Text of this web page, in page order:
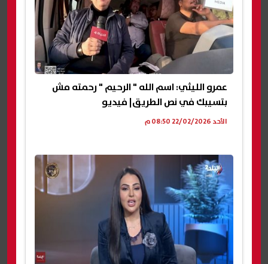
عمرو الليثي: اسم الله " الرحيم " رحمته مش
بتسيبك في نص الطريق| فيديو
الأحد 22/02/2026 08:50 م